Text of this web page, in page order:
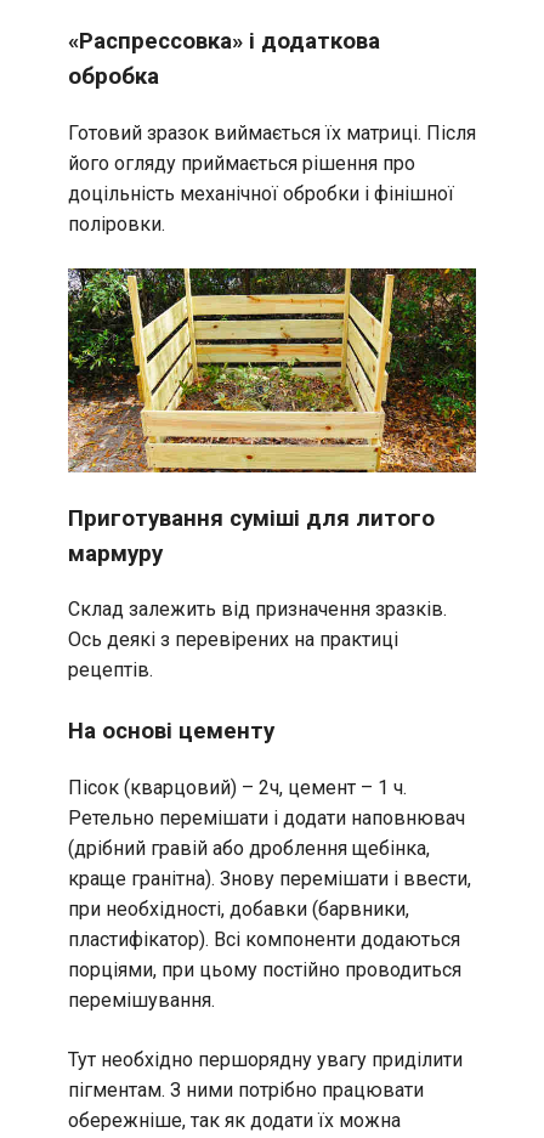
«Распрессовка» і додаткова
обробка
Готовий зразок виймається їх матриці. Після
його огляду приймається рішення про
доцільність механічної обробки і фінішної
поліровки.
Приготування суміші для литого
мармуру
Склад залежить від призначення зразків.
Ось деякі з перевірених на практиці
рецептів.
На основі цементу
Пісок (кварцовий) – 2ч, цемент – 1 ч.
Ретельно перемішати і додати наповнювач
(дрібний гравій або дроблення щебінка,
краще гранітна). Знову перемішати і ввести,
при необхідності, добавки (барвники,
пластифікатор). Всі компоненти додаються
порціями, при цьому постійно проводиться
перемішування.
Тут необхідно першорядну увагу приділити
пігментам. З ними потрібно працювати
обережніше, так як додати їх можна